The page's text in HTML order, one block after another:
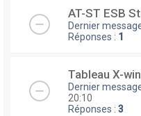
AT-ST ESB
Dernier
Réponses : 1
Tableau X-
Dernier
20:10
Réponses : 3